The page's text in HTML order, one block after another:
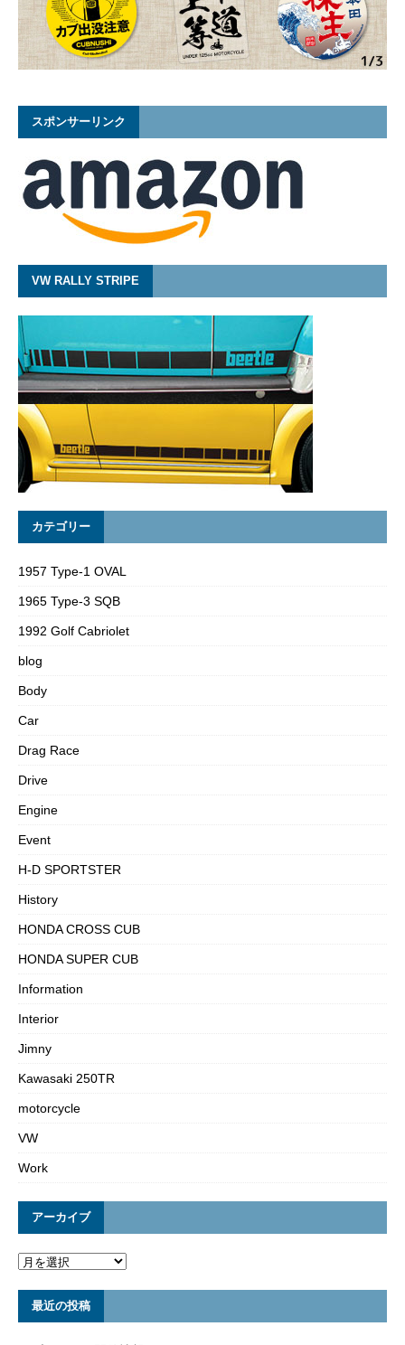
スポンサーリンク
VW RALLY STRIPE
カテゴリー
1957 Type-1 OVAL
1965 Type-3 SQB
1992 Golf Cabriolet
blog
Body
Car
Drag Race
Drive
Engine
Event
H-D SPORTSTER
History
HONDA CROSS CUB
HONDA SUPER CUB
Information
Interior
Jimny
Kawasaki 250TR
motorcycle
VW
Work
アーカイブ
最近の投稿